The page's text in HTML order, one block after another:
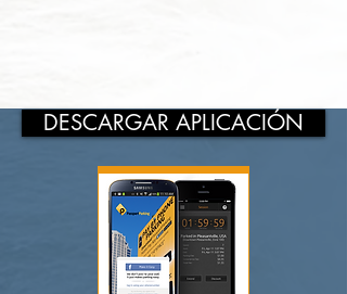
DESCARGAR APLICACIÓN